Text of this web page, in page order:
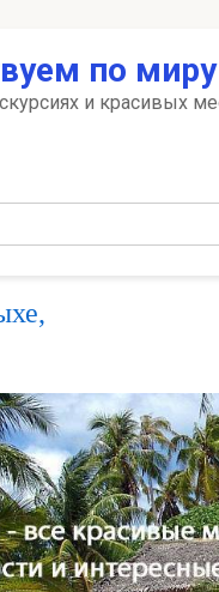
по
и красивых